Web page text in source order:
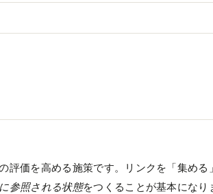
評価を高める施策です。リンクを「集め
参照される状態をつくることが基本になり